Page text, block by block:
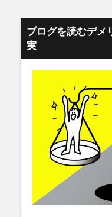
ブログを読むデメ
実